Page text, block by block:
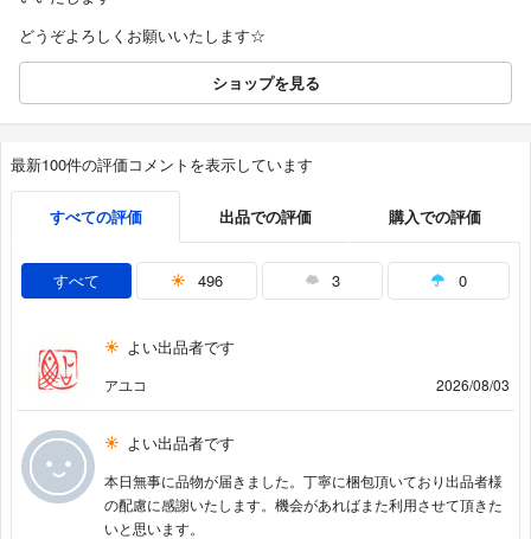
どうぞよろしくお願いいたします☆
ショップを見る
最新100件の評価コメントを表示しています
すべての評価 出品での評価 購入での評価
すべて 496 3 0
よい出品者です
アユコ 2026/08/03
よい出品者です
本日無事に品物が届きました。丁寧に梱包頂いており出品者様
の配慮に感謝いたします。機会があればまた利用させて頂きた
いと思います。